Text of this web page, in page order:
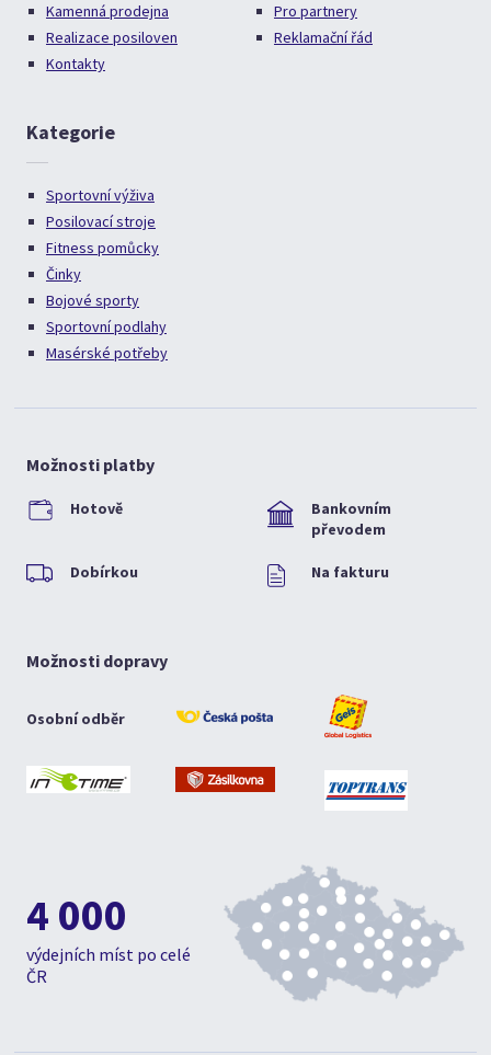
Kamenná prodejna
Realizace posiloven
Kontakty
Pro partnery
Reklamační řád
Kategorie
Sportovní výživa
Posilovací stroje
Fitness pomůcky
Činky
Bojové sporty
Sportovní podlahy
Masérské potřeby
Možnosti platby
Hotově
Bankovním
převodem
Dobírkou Na fakturu
Možnosti dopravy
Osobní odběr
4 000
výdejních míst po celé
ČR